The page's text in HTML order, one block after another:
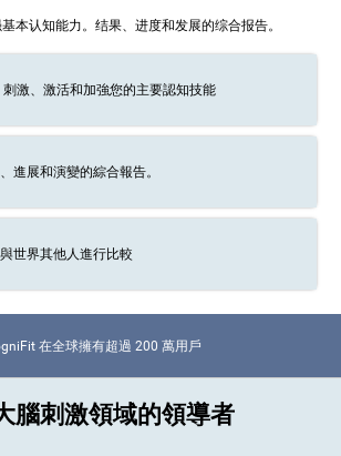
本认知能力。结果、进度和发展的综合报告。
激、激活和加強您的主要認知技能
進展和演變的綜合報告。
世界其他人進行比較
在全球擁有超過 200 萬用戶
腦刺激領域的領導者